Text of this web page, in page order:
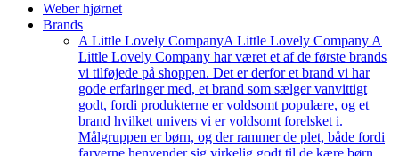
Weber hjørnet
Brands
A Little Lovely CompanyA Little Lovely Company A
Little Lovely Company har været et af de første brands
vi tilføjede på shoppen. Det er derfor et brand vi har
gode erfaringer med, et brand som sælger vanvittigt
godt, fordi produkterne er voldsomt populære, og et
brand hvilket univers vi er voldsomt forelsket i.
Målgruppen er børn, og der rammer de plet, både fordi
farverne henvender sig virkelig godt til de kære børn,